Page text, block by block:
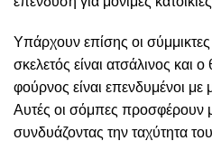
Υπάρχουν επίσης οι
σκελετός είναι ατσάλινος και
φούρνος είναι επενδυμένοι με
Αυτές οι σόμπες προσφέρουν
συνδυάζοντας την ταχύτητα